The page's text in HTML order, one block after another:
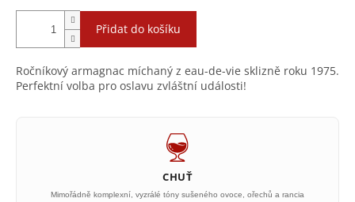
Přidat do košíku
Ročníkový armagnac míchaný z eau-de-vie sklizně roku 1975.
Perfektní volba pro oslavu zvláštní události!
CHUŤ
Mimořádně komplexní, vyzrálé tóny sušeného ovoce, ořechů a rancia